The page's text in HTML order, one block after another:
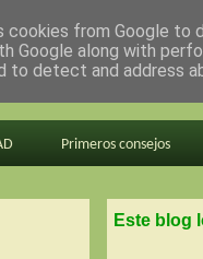
Primeros consejos
Este blog
cookies from Google to
Google along with
to detect and address